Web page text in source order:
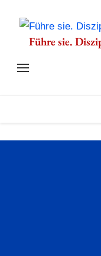
Führe sie.